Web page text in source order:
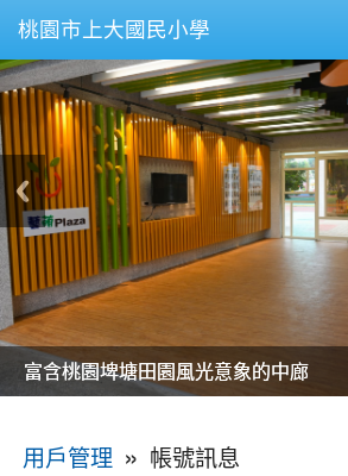
桃園市上大國民小學
美麗的操場是我們活力的來源
美麗的操場是我們活力的來源
煥然一新的小司令台
煥然一新的小司令台
富含桃園埤塘田園風光意象的中廊
富含桃園埤塘田園風光意象的中廊
嶄新的中庭廣場
嶄新的中庭廣場
水生池生生不息
水生池生生不息
用戶管理 » 帳號訊息